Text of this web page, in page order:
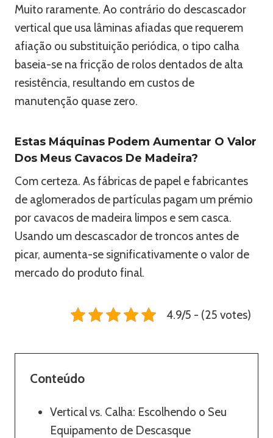
Muito raramente. Ao contrário do descascador
vertical que usa lâminas afiadas que requerem
afiação ou substituição periódica, o tipo calha
baseia-se na fricção de rolos dentados de alta
resistência, resultando em custos de
manutenção quase zero.
Estas Máquinas Podem Aumentar O Valor
Dos Meus Cavacos De Madeira?
Com certeza. As fábricas de papel e fabricantes
de aglomerados de partículas pagam um prémio
por cavacos de madeira limpos e sem casca.
Usando um descascador de troncos antes de
picar, aumenta-se significativamente o valor de
mercado do produto final.
4.9/5 - (25 votes)
Conteúdo
Vertical vs. Calha: Escolhendo o Seu
Equipamento de Descasque